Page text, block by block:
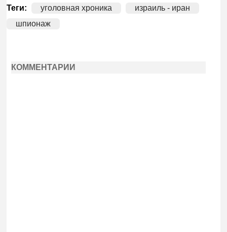
Теги: уголовная хроника
израиль - иран
шпионаж
КОММЕНТАРИИ